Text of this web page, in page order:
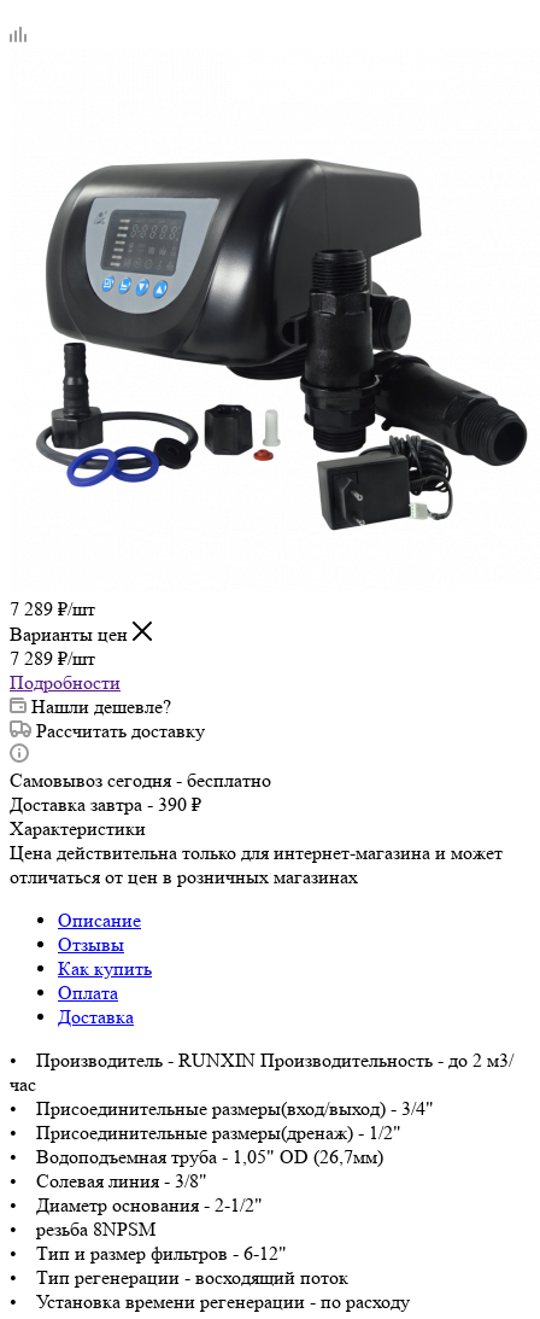
7 289 ₽/шт
Варианты цен
7 289 ₽/шт
Подробности
Нашли дешевле?
Рассчитать доставку
Самовывоз сегодня - бесплатно
Доставка завтра - 390 ₽
Характеристики
Цена действительна только для интернет-магазина и может
отличаться от цен в розничных магазинах
Описание
Отзывы
Как купить
Оплата
Доставка
• Производитель - RUNXIN Производительность - до 2 м3/
час
• Присоединительные размеры(вход/выход) - 3/4"
• Присоединительные размеры(дренаж) - 1/2"
• Водоподъемная труба - 1,05" OD (26,7мм)
• Солевая линия - 3/8"
• Диаметр основания - 2-1/2"
• резьба 8NPSM
• Тип и размер фильтров - 6-12"
• Тип регенерации - восходящий поток
• Установка времени регенерации - по расходу